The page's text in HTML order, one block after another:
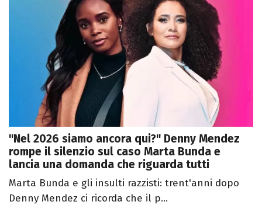
"Nel 2026 siamo ancora qui?" Denny Mendez
rompe il silenzio sul caso Marta Bunda e
lancia una domanda che riguarda tutti
Marta Bunda e gli insulti razzisti: trent'anni dopo
Denny Mendez ci ricorda che il p...